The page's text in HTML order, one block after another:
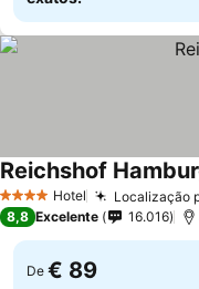
4 EstrelasHotel Localização
Reichshof
8,8 Excelente 16.016
De € 89